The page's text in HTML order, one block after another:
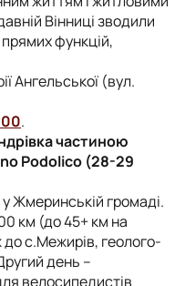
Вінниці зводили
прямих функцій,
Ангельської (вул.
.
частиною
Podolico (28-29
Жмеринській громаді.
км (до 45+ км на
с.Межирів, геолого-
день –
велосипедистів